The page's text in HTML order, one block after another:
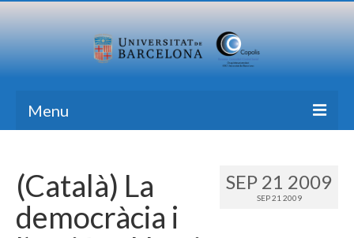
Menu
Research
Formation
SEP 21 2009
SEP 21 2009
(Català) La
democràcia i